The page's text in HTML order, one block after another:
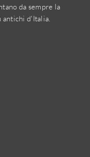
da sempre la
d'Italia.